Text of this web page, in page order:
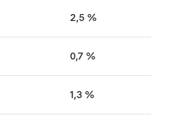
2,5 %
0,7 %
1,3 %